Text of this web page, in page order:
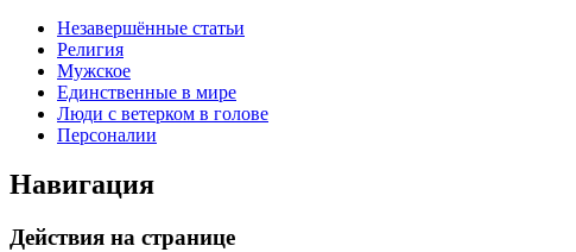
Незавершённые статьи
Религия
Мужское
Единственные в мире
Люди с ветерком в голове
Персоналии
Навигация
Действия на странице